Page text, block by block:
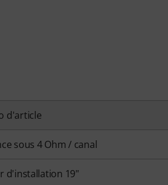
d'article
sous 4 Ohm / canal
d'installation 19"